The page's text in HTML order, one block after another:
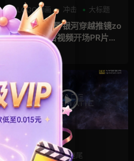
LOGO动画
冲击 大标题
宇宙穿梭标题 银河穿越推镜zo
om电影预告视频开场PR片头
模板 In The Galaxy Intro
2021-11-28
FCPX发生器
大气
宇宙 拖尾